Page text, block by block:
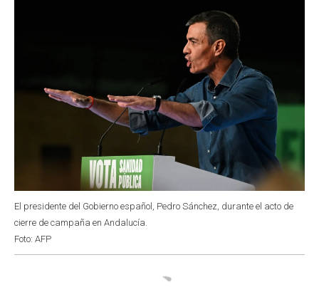
El presidente del Gobierno español, Pedro Sánchez, durante el acto de
cierre de campaña en Andalucía.
Foto: AFP